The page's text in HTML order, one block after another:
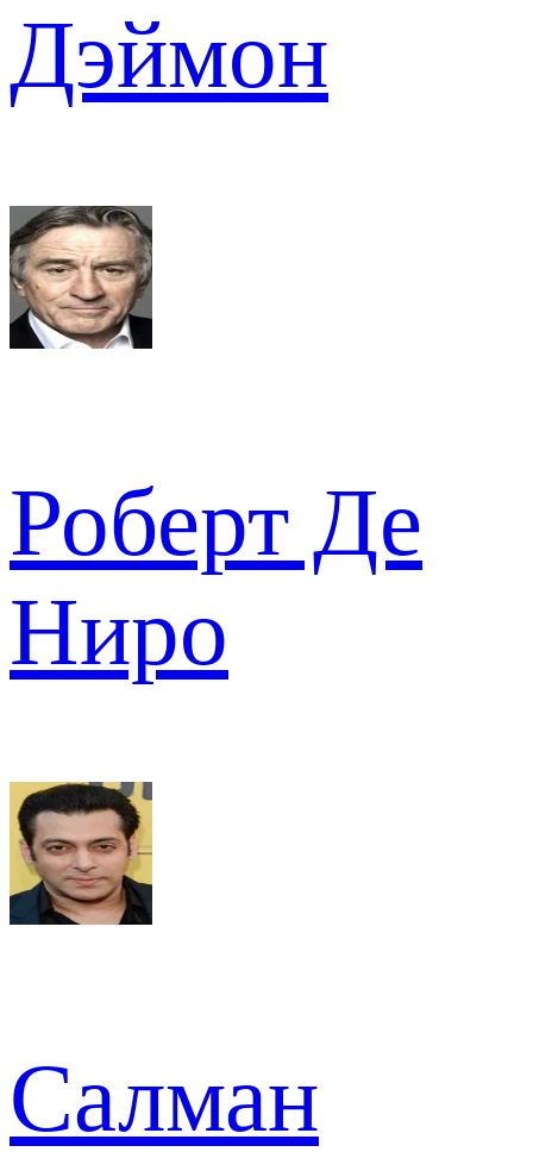
Дэймон
Роберт Де
Ниро
Салман